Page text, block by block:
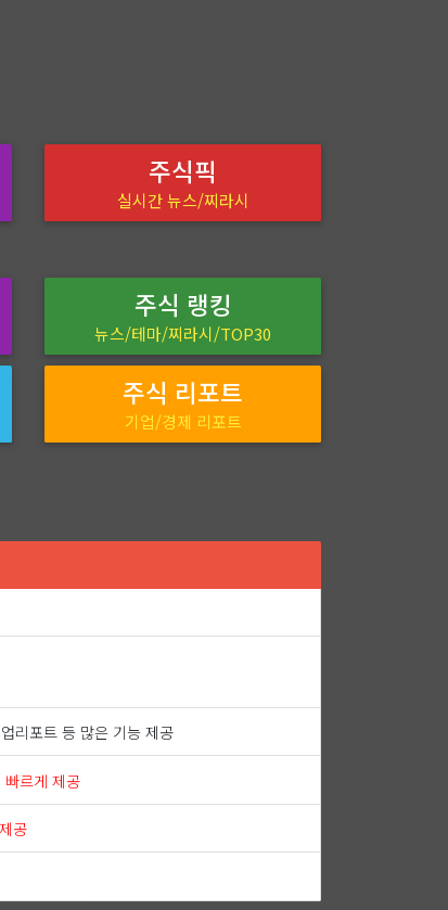
주식픽
실시간 뉴스/찌라시
주식 랭킹
뉴스/테마/찌라시/TOP30
주식 리포트
기업/경제 리포트
리포트 등 많은 기능 제공
르게 제공
공